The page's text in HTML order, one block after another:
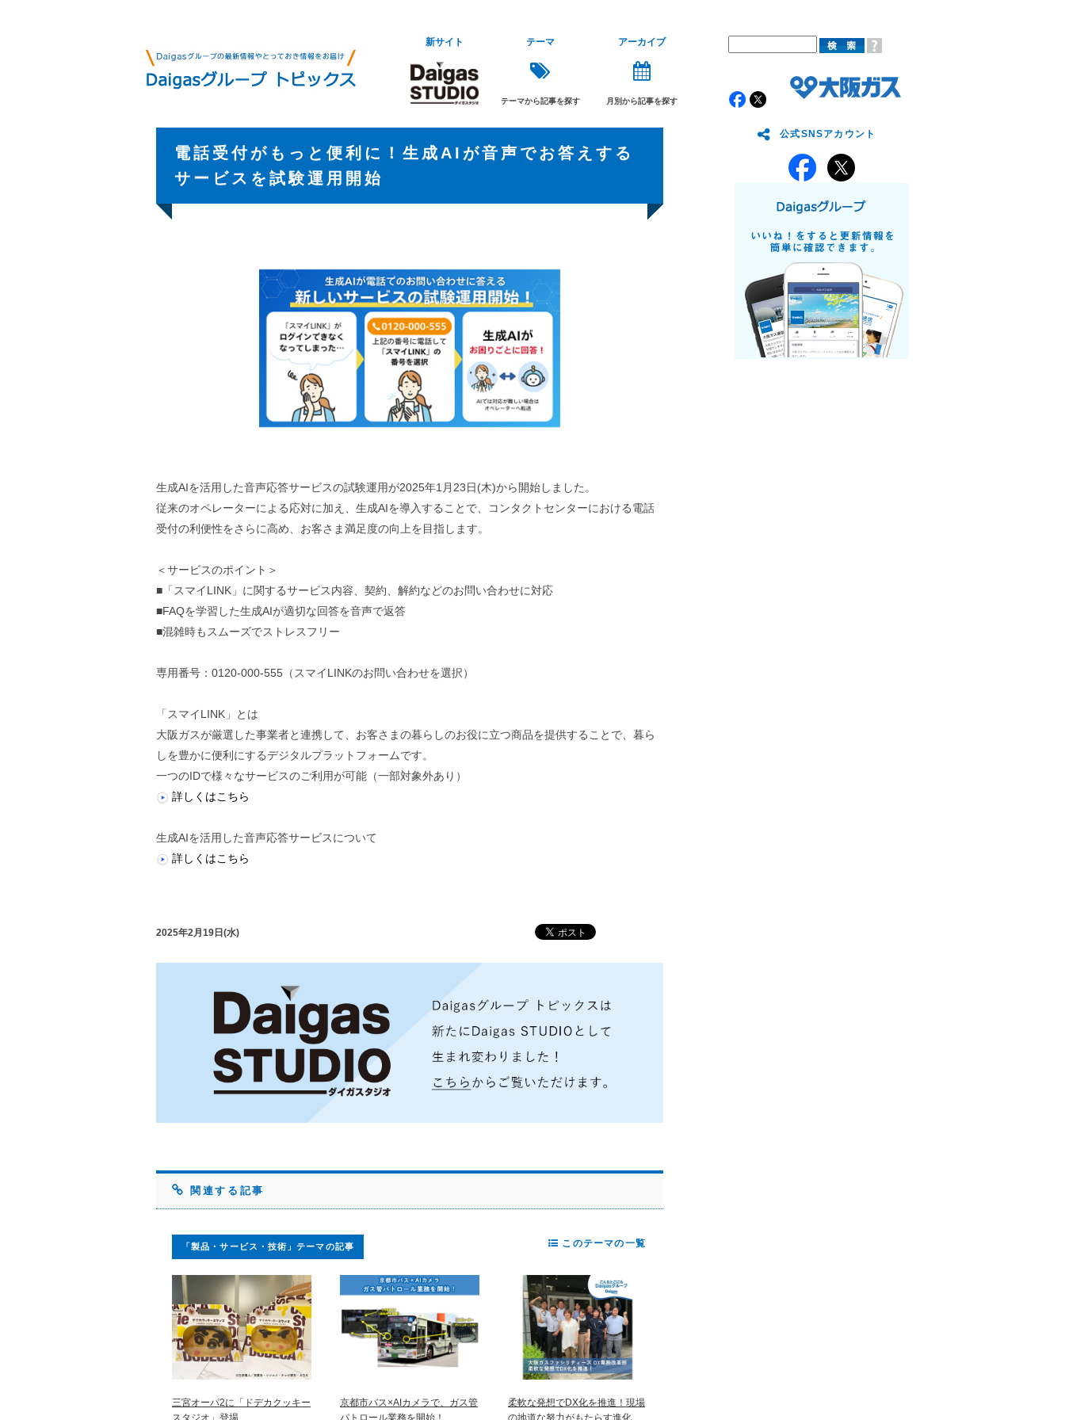
新サイト テーマ
テーマから記事を探す
アーカイブ
月別から記事を探す
電話受付がもっと便利に！生成AIが音声でお答えする
サービスを試験運用開始
生成AIを活用した音声応答サービスの試験運用が2025年1月23日(木)から開始しました。
従来のオペレーターによる応対に加え、生成AIを導入することで、コンタクトセンターにおける電話
受付の利便性をさらに高め、お客さま満足度の向上を目指します。
＜サービスのポイント＞
■「スマイLINK」に関するサービス内容、契約、解約などのお問い合わせに対応
■FAQを学習した生成AIが適切な回答を音声で返答
■混雑時もスムーズでストレスフリー
専用番号：0120-000-555（スマイLINKのお問い合わせを選択）
「スマイLINK」とは
大阪ガスが厳選した事業者と連携して、お客さまの暮らしのお役に立つ商品を提供することで、暮ら
しを豊かに便利にするデジタルプラットフォームです。
一つのIDで様々なサービスのご利用が可能（一部対象外あり）
詳しくはこちら
生成AIを活用した音声応答サービスについて
詳しくはこちら
2025年2月19日(水)
関連する記事
「製品・サービス・技術」テーマの記事
三宮オーパ2に「ドデカクッキー
スタジオ」登場
京都市バス×AIカメラで、ガス管
パトロール業務を開始！
柔軟な発想でDX化を推進！現場
の地道な努力がもたらす進化
このテーマの一覧
公式SNSアカウント